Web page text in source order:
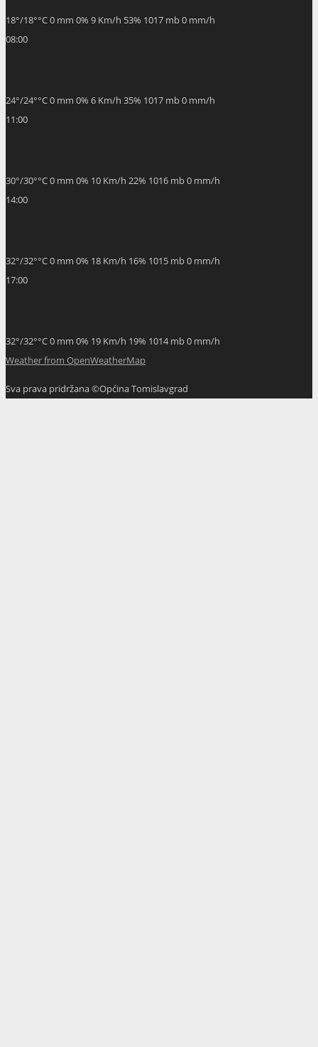
18°/18°°C0 mm 0% 9 Km/h 53% 1017 mb0 mm/h
08:00
24°/24°°C0 mm 0% 6 Km/h 35% 1017 mb0 mm/h
11:00
30°/30°°C0 mm 0% 10 Km/h 22% 1016 mb0 mm/h
14:00
32°/32°°C0 mm 0% 18 Km/h 16% 1015 mb0 mm/h
17:00
32°/32°°C0 mm 0% 19 Km/h 19% 1014 mb0 mm/h
Weather from OpenWeatherMap
Sva prava pridržana ©Općina Tomislavgrad